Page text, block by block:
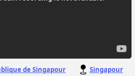
de Singapour
Singapour